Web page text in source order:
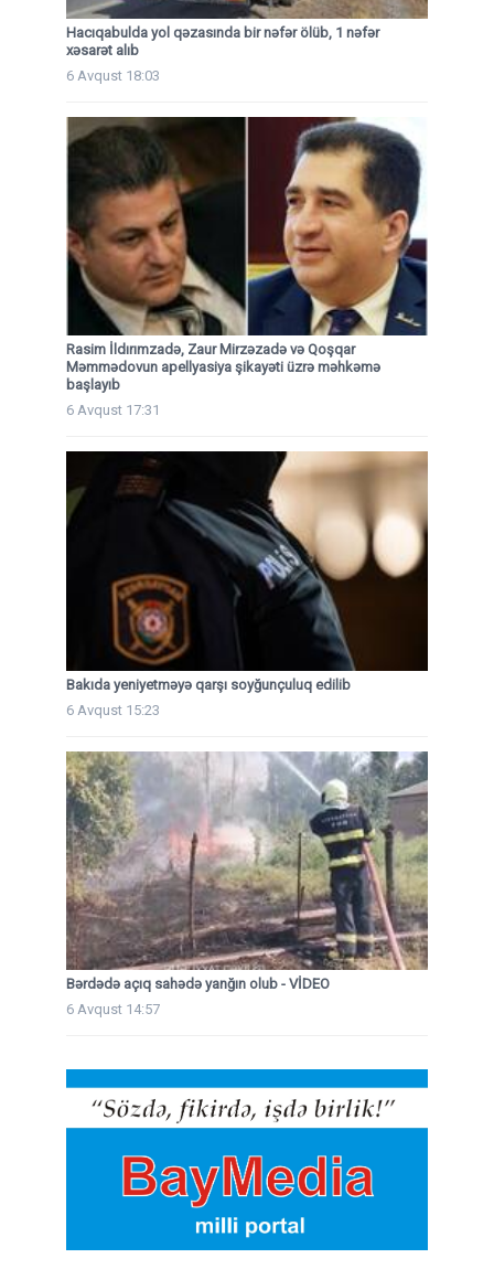
Hacıqabulda yol qəzasında bir nəfər ölüb, 1 nəfər
xəsarət alıb
6 Avqust 18:03
Rasim İldırımzadə, Zaur Mirzəzadə və Qoşqar
Məmmədovun apellyasiya şikayəti üzrə məhkəmə
başlayıb
6 Avqust 17:31
Bakıda yeniyetməyə qarşı soyğunçuluq edilib
6 Avqust 15:23
Bərdədə açıq sahədə yanğın olub - VİDEO
6 Avqust 14:57